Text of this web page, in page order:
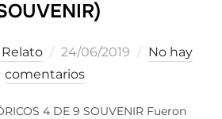
Relato
Publicado
el
24/06/2019
No hay
comentarios
4 DE 9 SOUVENIR Fueron